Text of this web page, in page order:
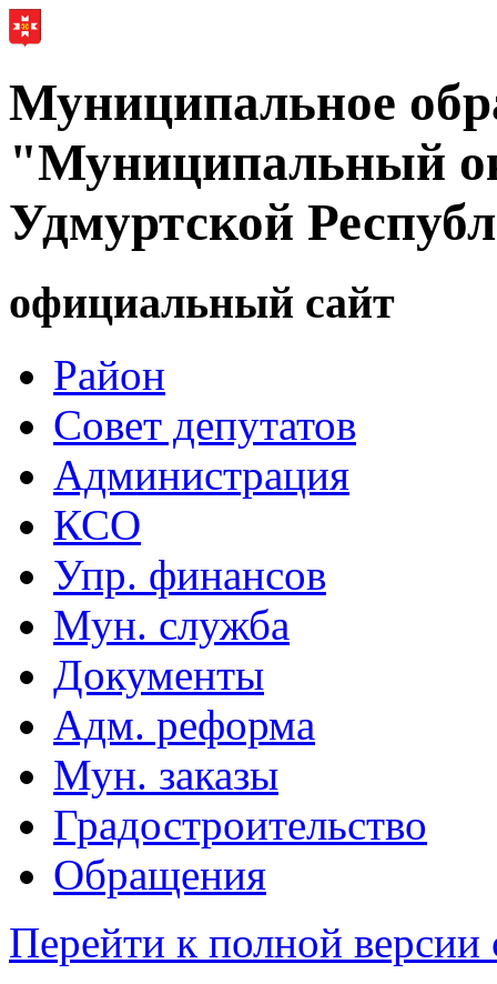
Муниципальное
"Муниципальный
Удмуртской
официальный сайт
Район
Совет депутатов
Администрация
КСО
Упр. финансов
Мун. служба
Документы
Адм. реформа
Мун. заказы
Градостроительство
Обращения
Перейти к полной версии